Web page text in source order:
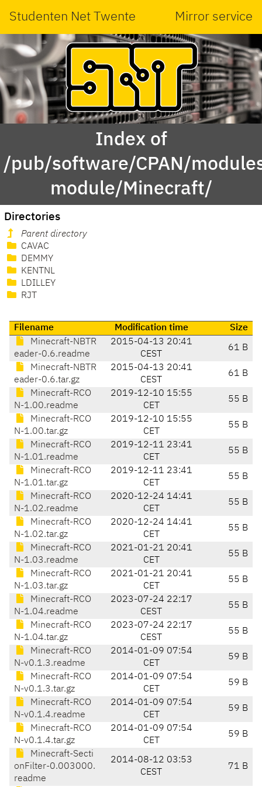
Studenten Net Twente Mirror service
Index of
/pub/software/CPAN/
module/Minecraft/
Directories
Parent directory
CAVAC
DEMMY
KENTNL
LDILLEY
RJT
Filename Modification time
Size
Minecraft-NBTR
eader-0.6.readme
2015-04-13 20:41
CEST
61 B
Minecraft-NBTR
eader-0.6.tar.gz
2015-04-13 20:41
CEST
61 B
Minecraft-RCO
N-1.00.readme
2019-12-10 15:55
CET
55 B
Minecraft-RCO
N-1.00.tar.gz
2019-12-10 15:55
CET
55 B
Minecraft-RCO
N-1.01.readme
2019-12-11 23:41
CET
55 B
Minecraft-RCO
N-1.01.tar.gz
2019-12-11 23:41
CET
55 B
Minecraft-RCO
N-1.02.readme
2020-12-24 14:41
CET
55 B
Minecraft-RCO
N-1.02.tar.gz
2020-12-24 14:41
CET
55 B
Minecraft-RCO
N-1.03.readme
2021-01-21 20:41
CET
55 B
Minecraft-RCO
N-1.03.tar.gz
2021-01-21 20:41
CET
55 B
Minecraft-RCO
N-1.04.readme
2023-07-24 22:17
CEST
55 B
Minecraft-RCO
N-1.04.tar.gz
2023-07-24 22:17
CEST
55 B
Minecraft-RCO
N-v0.1.3.readme
2014-01-09 07:54
CET
59 B
Minecraft-RCO
N-v0.1.3.tar.gz
2014-01-09 07:54
CET
59 B
Minecraft-RCO
N-v0.1.4.readme
2014-01-09 07:54
CET
59 B
Minecraft-RCO
N-v0.1.4.tar.gz
2014-01-09 07:54
CET
59 B
Minecraft-Secti
onFilter-0.003000.
readme
2014-08-12 03:53
CEST
71 B